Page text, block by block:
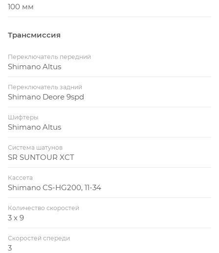
100 мм
Трансмиссия
Переключатель передний
Shimano Altus
Переключатель задний
Shimano Deore 9spd
Шифтеры
Shimano Altus
Система шатунов
SR SUNTOUR XCT
Кассета
Shimano CS-HG200, 11-34
Количество скоростей
3 x 9
Скоростей спереди
3